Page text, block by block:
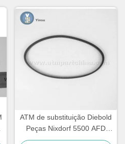
ATM de substituição Diebold
Peças Nixdorf 5500 AFD
445T Cinturão de transporte